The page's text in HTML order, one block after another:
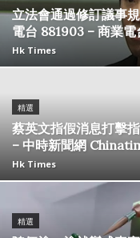
立法會通過修訂議事
電台 881903 – 商業電
Hk Times
精選
蔡英文指假消息打擊
– 中時新聞網
Hk Times
精選